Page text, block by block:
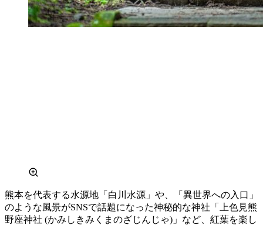
熊本を代表する水源地「白川水源」や、「異世界への入口」
のような風景がSNSで話題になった神秘的な神社「上色見熊
野座神社 (かみしきみくまのざじんじゃ)」など、紅葉を楽し